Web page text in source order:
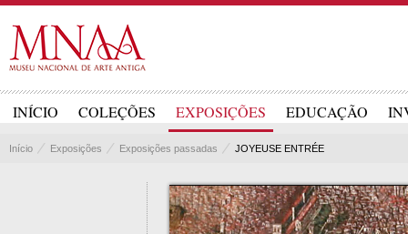
INÍCIO COLEÇÕES EXPOSIÇÕES EDUCAÇÃO
Início Exposições Exposições passadas JOYEUSE ENTRÉE